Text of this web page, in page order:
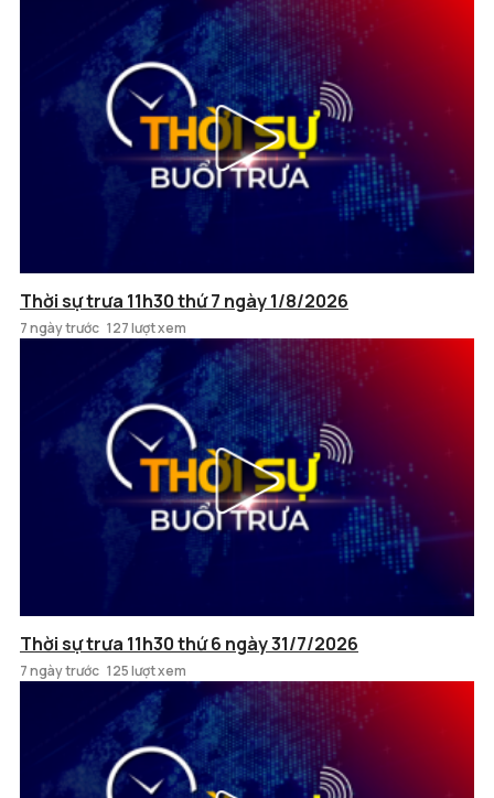
Thời sự trưa 11h30 thứ 7 ngày 1/8/2026
7 ngày trước 127 lượt xem
Thời sự trưa 11h30 thứ 6 ngày 31/7/2026
7 ngày trước 125 lượt xem